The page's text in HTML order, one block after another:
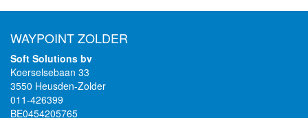
WAYPOINT ZOLDER
Soft Solutions bv
Koerselsebaan 33
3550 Heusden-Zolder
011-426399
BE0454205765